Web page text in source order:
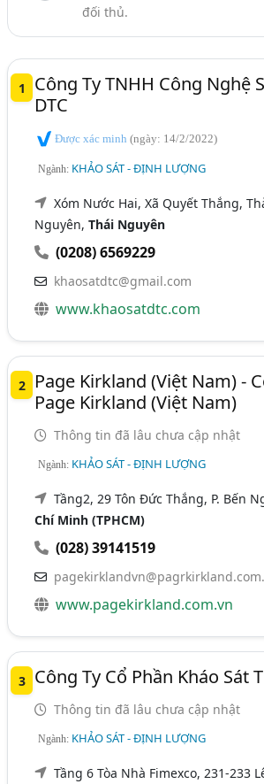
đối thủ.
1
Công Ty TNHH Công Nghệ
DTC
Được xác minh(ngày: 14/2/2022)
Ngành: KHẢO SÁT - ĐỊNH LƯỢNG
Xóm Nước Hai, Xã Quyết Thắng,
Nguyên,Thái Nguyên
(0208) 6569229
khaosatdtc@gmail.com
www.khaosatdtc.com
2
Page Kirkland (Việt Nam) -
Page Kirkland (Việt Nam)
Thông tin đã lâu chưa cập nhật
Ngành: KHẢO SÁT - ĐỊNH LƯỢNG
Tầng2, 29 Tôn Đức Thắng, P. Bến
Chí Minh (TPHCM)
(028) 39141519
www.pagekirkland.com.vn
3 Công Ty Cổ Phần Kháo Sát
Thông tin đã lâu chưa cập nhật
Ngành: KHẢO SÁT - ĐỊNH LƯỢNG
Tầng 6 Tòa Nhà Fimexco, 231-233